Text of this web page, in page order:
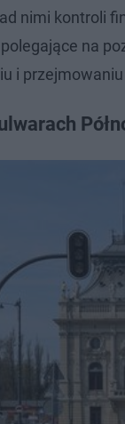
nimi kontroli
na
i